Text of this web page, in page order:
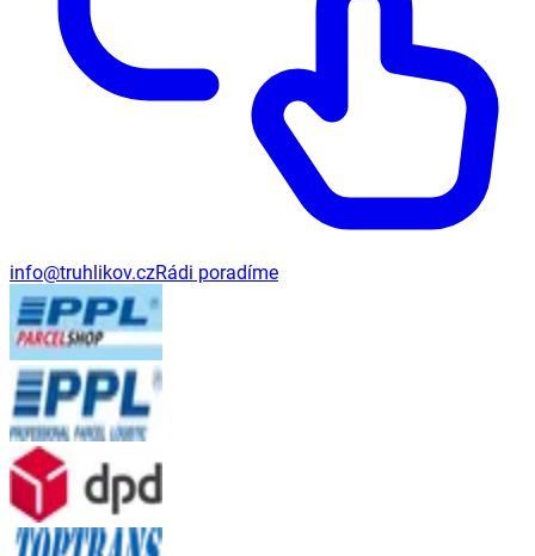
info@truhlikov.czRádi poradíme